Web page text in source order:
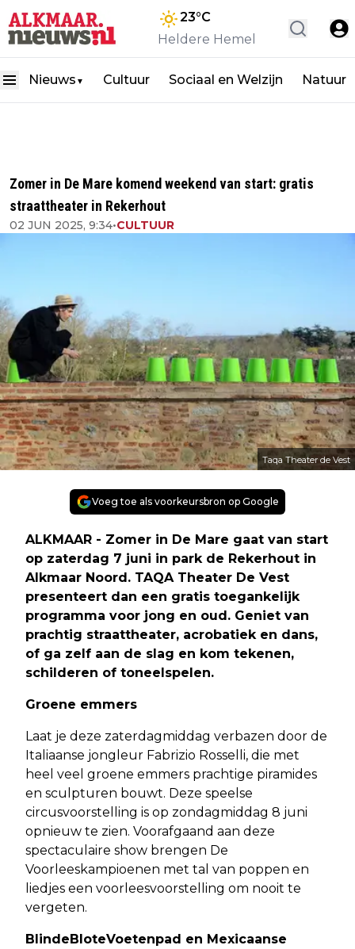
23°C
Heldere Hemel
Nieuws ▼ Cultuur Sociaal en Welzijn Natuur
Zomer in De Mare komend weekend van start: gratis
straattheater in Rekerhout
02 JUN 2025, 9:34•CULTUUR
Taqa Theater de Vest
Voeg toe als voorkeursbron op Google
ALKMAAR - Zomer in De Mare gaat van start
op zaterdag 7 juni in park de Rekerhout in
Alkmaar Noord. TAQA Theater De Vest
presenteert dan een gratis toegankelijk
programma voor jong en oud. Geniet van
prachtig straattheater, acrobatiek en dans,
of ga zelf aan de slag en kom tekenen,
schilderen of toneelspelen.
Groene emmers
Laat je deze zaterdagmiddag verbazen door de
Italiaanse jongleur Fabrizio Rosselli, die met
heel veel groene emmers prachtige piramides
en sculpturen bouwt. Deze speelse
circusvoorstelling is op zondagmiddag 8 juni
opnieuw te zien. Voorafgaand aan deze
spectaculaire show brengen De
Voorleeskampioenen met tal van poppen en
liedjes een voorleesvoorstelling om nooit te
vergeten.
BlindeBloteVoetenpad en Mexicaanse